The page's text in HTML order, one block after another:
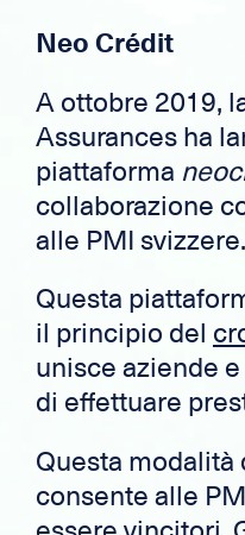
Neo Crédit
A ottobre 2019,
Assurances ha
piattaforma
collaborazione
alle PMI svizzere.
Questa
il principio del
unisce aziende
di effettuare
Questa modalità
consente alle